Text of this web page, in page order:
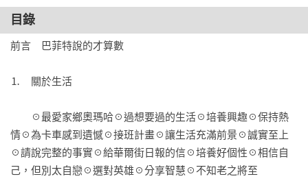
「多年來，許多非常聰明的人終於學到的一點是，一長串數字
乘以一個0，還是等於0。」
想要增進投資技巧的人，研究大師的做法應該有所幫助。這本
小書道盡了巴菲特的哲學與技巧。
——彼得‧林區（Peter S. Lynch）／傳奇基金經理人（富達麥
目錄
前言　巴菲特說的才算數
⒈　關於生活
☉最愛家鄉奧瑪哈☉過想要過的生活☉培養興趣☉保持熱
情☉為卡車感到遺憾☉接班計畫☉讓生活充滿前景☉誠實至上
☉請說完整的事實☉給華爾街日報的信☉培養好個性☉相信自
己，但別太自戀☉選對英雄☉分享智慧☉不知老之將至